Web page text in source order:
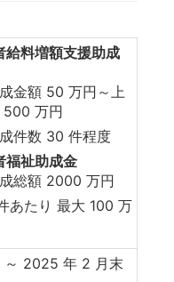
給料増額支援助成
金額 50 万円～上
500 万円
件数 30 件程度
福祉助成金
総額 2000 万円
あたり 最大 100 万
2025 年 2 月末